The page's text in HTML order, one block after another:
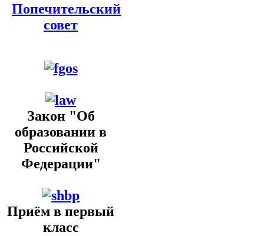
Попечительский
совет
Закон "Об
образовании в
Российской
Федерации"
Приём в первый
класс